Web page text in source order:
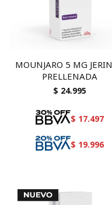
MOUNJARO 5 MG
PRELLENADA
$ 24.995
$ 17.497
$ 19.996